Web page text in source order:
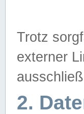
Trotz
externer
2.